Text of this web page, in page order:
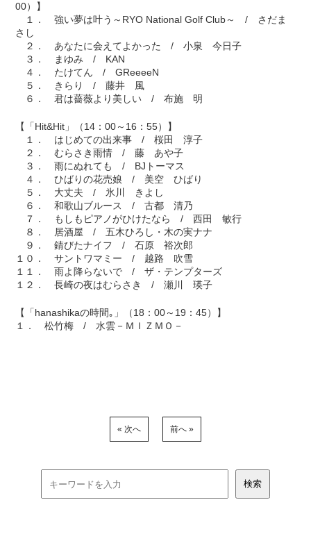
00）】
１． 強い夢は叶う～RYO National Golf Club～ / さだま
さし
２． あなたに会えてよかった / 小泉 今日子
３． まゆみ / KAN
４． たけてん / GReeeeN
５． きらり / 藤井 風
６． 君は薔薇より美しい / 布施 明
【「Hit&Hit」（14：00～16：55）】
１． はじめての出来事 / 桜田 淳子
２． むらさき雨情 / 藤 あや子
３． 雨にぬれても / BJトーマス
４． ひばりの花売娘 / 美空 ひばり
５． 大丈夫 / 氷川 きよし
６． 和歌山ブルース / 古都 清乃
７． もしもピアノがひけたなら / 西田 敏行
８． 居酒屋 / 五木ひろし・木の実ナナ
９． 錆びたナイフ / 石原 裕次郎
１０． サントワマミー / 越路 吹雪
１１． 雨よ降らないで / ザ・テンプターズ
１２． 長崎の夜はむらさき / 瀬川 瑛子
【「hanashikaの時間｡」（18：00～19：45）】
１． 松竹梅 / 水雲－ＭＩＺＭＯ－
« 次へ 前へ »